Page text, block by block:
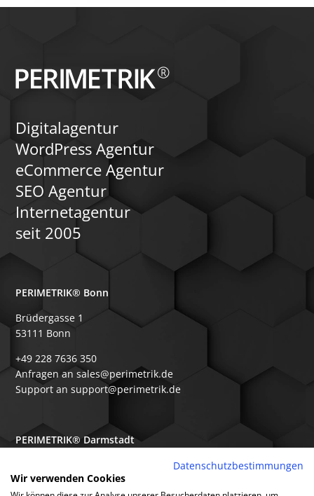
Digitalagentur
WordPress Agentur
eCommerce Agentur
SEO Agentur
Internetagentur
seit 2005
PERIMETRIK® Bonn
Brüdergasse 1
53111 Bonn
+49 228 7636 350
Anfragen an sales@perimetrik.de
Support an support@perimetrik.de
PERIMETRIK® Darmstadt
64367 Mühltal
Datenschutzbestimmungen
Wir verwenden Cookies